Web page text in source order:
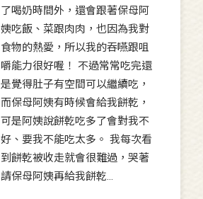
了喝奶時間外，還會跟著保母阿
姨吃飯、菜跟肉肉，也因為我對
食物的熱愛，所以我的吞嚥跟咀
嚼能力很好喔！ 不過常常吃完還
是覺得肚子有空間可以繼續吃，
而保母阿姨有時候會給我餅乾，
可是阿姨說餅乾吃多了會對我不
好、要我不能吃太多。 我每次看
到餅乾被收走就會很難過，哭著
請保母阿姨再給我餅乾…